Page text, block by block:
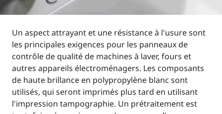
Un aspect attrayant et une résistance à l'usure sont
les principales exigences pour les panneaux de
contrôle de qualité de machines à laver, fours et
autres appareils électroménagers. Les composants
de haute brillance en polypropylène blanc sont
utilisés, qui seront imprimés plus tard en utilisant
l'impression tampographie. Un prétraitement est